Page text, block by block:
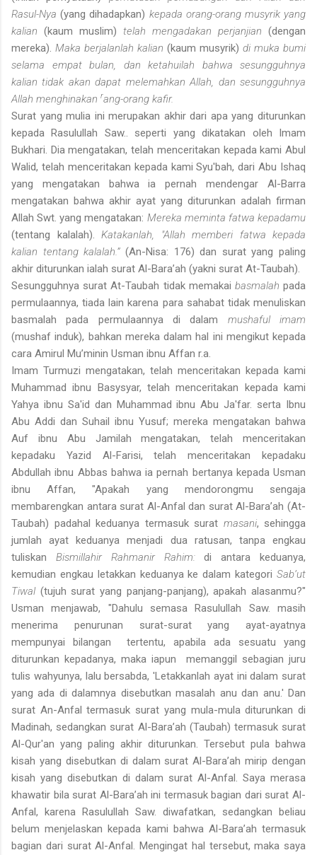
Rasul-Nya(yang dihadapkan) kepada orang-orang musyrik yang
kalian (kaum muslim) telah mengadakan perjanjian (dengan
mereka). Maka berjalanlah kalian (kaum musyrik) di muka bumi
selama empat bulan, dan ketahuilah bahwa sesungguhnya
kalian tidak akan dapat melemahkan Allah, dan sesungguhnya
Allah menghinakan rang-orang kafir.
Surat yang mulia ini merupakan akhir dari apa yang diturunkan
kepada Rasulullah Saw.. seperti yang dikatakan oleh Imam
Bukhari. Dia mengatakan, telah menceritakan kepada kami Abul
Walid, telah menceritakan kepada kami Syu'bah, dari Abu Ishaq
yang mengatakan bahwa ia pernah mendengar Al-Barra
mengatakan bahwa akhir ayat yang diturunkan adalah firman
Allah Swt. yang mengatakan: Mereka meminta fatwa kepadamu
(tentang kalalah). Katakanlah, "Allah memberi fatwa kepada
kalian tentang kalalah.” (An-Nisa: 176) dan surat yang paling
akhir diturunkan ialah surat Al-Bara’ah (yakni surat At-Taubah).
Sesungguhnya surat At-Taubah tidak memakai basmalahpada
permulaannya, tiada lain karena para sahabat tidak menuliskan
basmalah pada permulaannya di dalam mushaful imam
(mushaf induk), bahkan mereka dalam hal ini mengikut kepada
cara Amirul Mu’minin Usman ibnu Affan r.a.
Imam Turmuzi mengatakan, telah menceritakan kepada kami
Muhammad ibnu Basysyar, telah menceritakan kepada kami
Yahya ibnu Sa'id dan Muhammad ibnu Abu Ja'far. serta Ibnu
Abu Addi dan Suhail ibnu Yusuf; mereka mengatakan bahwa
Auf ibnu Abu Jamilah mengatakan, telah menceritakan
kepadaku Yazid Al-Farisi, telah menceritakan kepadaku
Abdullah ibnu Abbas bahwa ia pernah bertanya kepada Usman
ibnu Affan, "Apakah yang mendorongmu sengaja
membarengkan antara surat Al-Anfal dan surat Al-Bara’ah (At-
Taubah) padahal keduanya termasuk surat masani, sehingga
jumlah ayat keduanya menjadi dua ratusan, tanpa engkau
tuliskan Bismillahir Rahmanir Rahim:di antara keduanya,
kemudian engkau letakkan keduanya ke dalam kategori Sab’ut
Tiwal (tujuh surat yang panjang-panjang), apakah alasanmu?"
Usman menjawab, "Dahulu semasa Rasulullah Saw. masih
menerima penurunan surat-surat yang ayat-ayatnya
mempunyai bilangan tertentu, apabila ada sesuatu yang
diturunkan kepadanya, maka iapun memanggil sebagian juru
tulis wahyunya, lalu bersabda, 'Letakkanlah ayat ini dalam surat
yang ada di dalamnya disebutkan masalah anu dan anu.' Dan
surat An-Anfal termasuk surat yang mula-mula diturunkan di
Madinah, sedangkan surat Al-Bara’ah (Taubah) termasuk surat
Al-Qur'an yang paling akhir diturunkan. Tersebut pula bahwa
kisah yang disebutkan di dalam surat Al-Bara’ah mirip dengan
kisah yang disebut­kan di dalam surat Al-Anfal. Saya merasa
khawatir bila surat Al-Bara’ah ini termasuk bagian dari surat Al-
Anfal, karena Rasulullah Saw. diwafatkan, sedangkan beliau
belum menjelaskan kepada kami bahwa Al-Bara’ah termasuk
bagian dari surat Al-Anfal. Mengingat hal tersebut, maka saya